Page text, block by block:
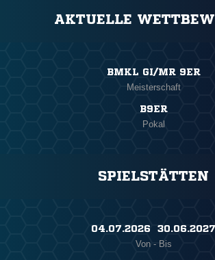
AKTUELLE
BMKL GI/MR 9ER
Meisterschaft
B9ER
Pokal
SPIELSTÄTTEN
04.07.2026 ​ 30.06.2027
Von - Bis